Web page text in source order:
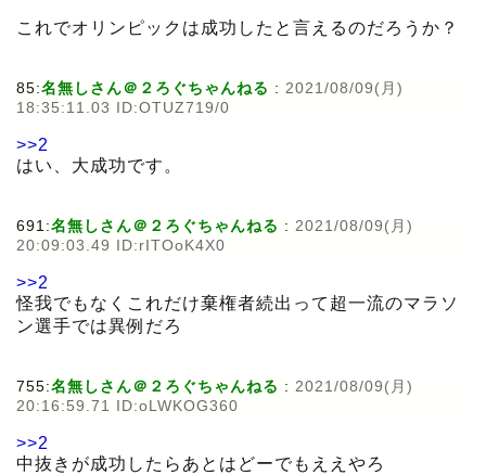
これでオリンピックは成功したと言えるのだろうか？
85:名無しさん＠２ろぐちゃんねる : 2021/08/09(月)
18:35:11.03 ID:OTUZ719/0
>>2
はい、大成功です。
691:名無しさん＠２ろぐちゃんねる : 2021/08/09(月)
20:09:03.49 ID:rITOoK4X0
>>2
怪我でもなくこれだけ棄権者続出って超一流のマラソ
ン選手では異例だろ
755:名無しさん＠２ろぐちゃんねる : 2021/08/09(月)
20:16:59.71 ID:oLWKOG360
>>2
中抜きが成功したらあとはどーでもええやろ